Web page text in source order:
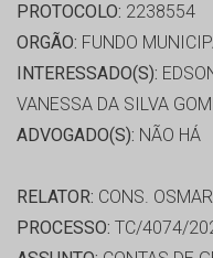
PROTOCOLO: 2238554
ORGÃO: FUNDO
INTERESSADO(S):
VANESSA DA SILVA
ADVOGADO(S): NÃO HÁ
RELATOR: CONS.
PROCESSO: TC/4074/